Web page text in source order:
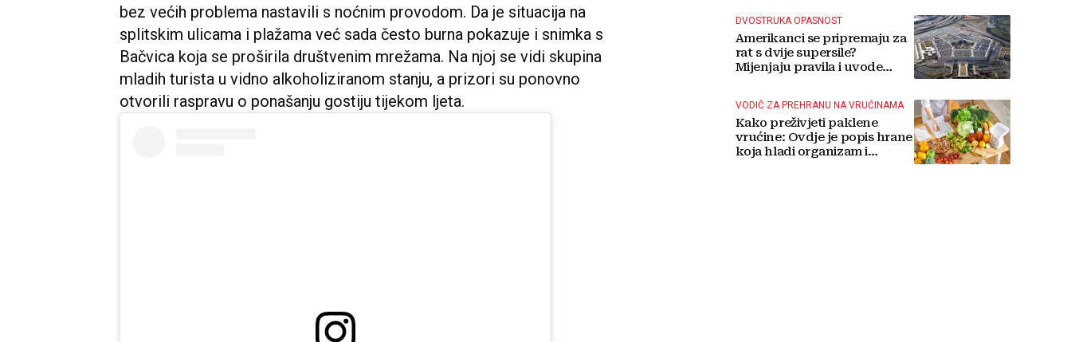
bez većih problema nastavili s noćnim provodom. Da je situacija na
splitskim ulicama i plažama već sada često burna pokazuje i snimka s
Bačvica koja se proširila društvenim mrežama. Na njoj se vidi skupina
mladih turista u vidno alkoholiziranom stanju, a prizori su ponovno
otvorili raspravu o ponašanju gostiju tijekom ljeta.
DVOSTRUKA OPASNOST
Amerikanci se pripremaju za
rat s dvije supersile?
Mijenjaju pravila i uvode
VODIČ ZA PREHRANU NA VRUĆINAMA
Kako preživjeti paklene
vrućine: Ovdje je popis hrane
koja hladi organizam i